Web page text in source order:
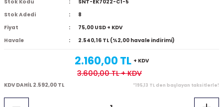
Stok Kodu
SNT-EK7022-C1-5
Stok Adedi
8
Fiyat
75,00 USD + KDV
Havale
2.540,16 TL (%2,00 havale indirimi)
2.160,00 TL + KDV
3.600,00 TL+ KDV
KDV DAHİL 2.592,00 TL *195,13 TL den başlayan taksitlerle!